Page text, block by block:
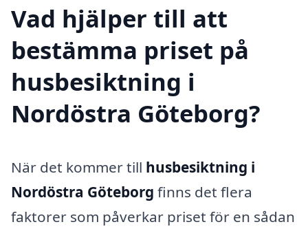
Vad hjälper till att
bestämma priset på
husbesiktning i
Nordöstra Göteborg?
När det kommer till husbesiktning i
Nordöstra Göteborg finns det flera
faktorer som påverkar priset för en sådan